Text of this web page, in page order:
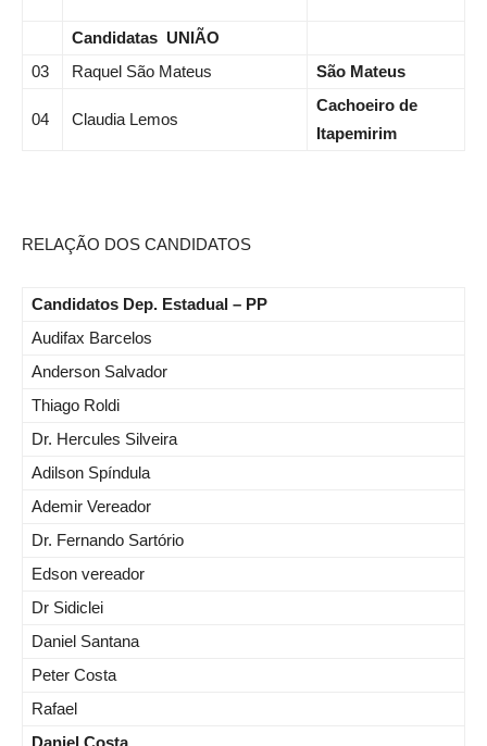
Candidatas UNIÃO
03
Raquel São Mateus São Mateus
04 Claudia Lemos
Cachoeiro de
Itapemirim
RELAÇÃO DOS CANDIDATOS
Candidatos Dep. Estadual – PP
Audifax Barcelos
Anderson Salvador
Thiago Roldi
Dr. Hercules Silveira
Adilson Spíndula
Ademir Vereador
Dr. Fernando Sartório
Edson vereador
Dr Sidiclei
Daniel Santana
Peter Costa
Rafael